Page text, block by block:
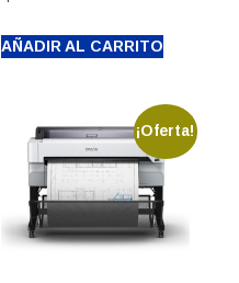
era:
actual
$1.500.000.
AÑADIR AL CARRITO
¡Oferta!